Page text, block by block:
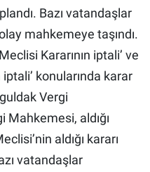
Bazı vatandaşlar
mahkemeye taşındı.
Kararının iptali’ ve
konularında karar
Vergi
aldığı
aldığı kararı
vatandaşlar